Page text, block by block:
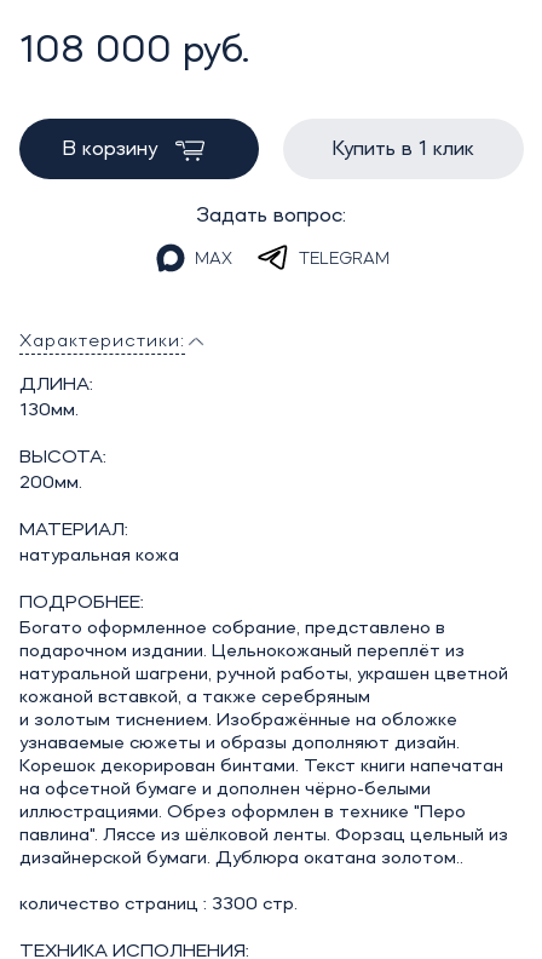
108 000 руб.
В корзину Купить в 1 клик
Задать вопрос:
MAX TELEGRAM
Характеристики:
ДЛИНА:
130мм.
ВЫСОТА:
200мм.
МАТЕРИАЛ:
натуральная кожа
ПОДРОБНЕЕ:
Богато оформленное собрание, представлено в
подарочном издании. Цельнокожаный переплёт из
натуральной шагрени, ручной работы, украшен цветной
кожаной вставкой, а также серебряным
и золотым тиснением. Изображённые на обложке
узнаваемые сюжеты и образы дополняют дизайн.
Корешок декорирован бинтами. Текст книги напечатан
на офсетной бумаге и дополнен чёрно-белыми
иллюстрациями. Обрез оформлен в технике "Перо
павлина". Ляссе из шёлковой ленты. Форзац цельный из
дизайнерской бумаги. Дублюра окатана золотом..
количество страниц : 3300 стр.
ТЕХНИКА ИСПОЛНЕНИЯ: